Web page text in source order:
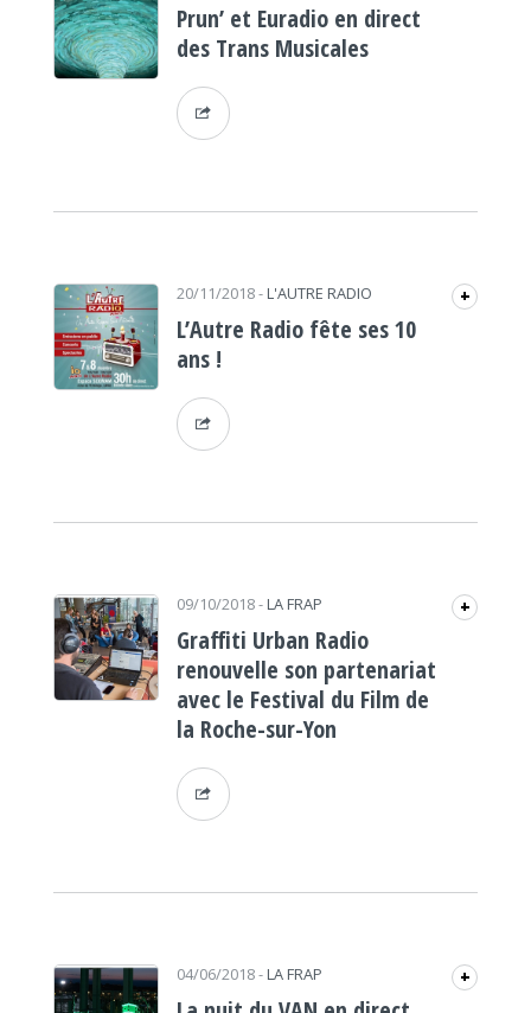
Prun’ et Euradio en direct
des Trans Musicales
20/11/2018- L'AUTRE RADIO +
L’Autre Radio fête ses 10
ans !
09/10/2018- LA FRAP +
Graffiti Urban Radio
renouvelle son partenariat
avec le Festival du Film de
la Roche-sur-Yon
04/06/2018- LA FRAP +